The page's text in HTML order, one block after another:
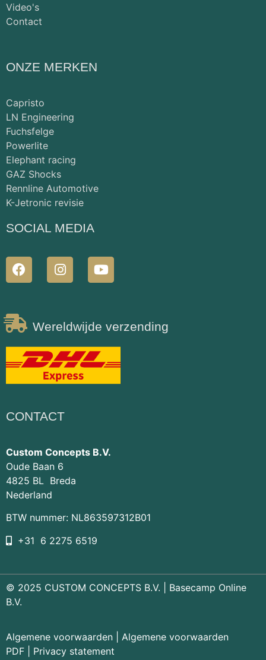
Video's
Contact
ONZE MERKEN
Capristo
LN Engineering
Fuchsfelge
Powerlite
Elephant racing
GAZ Shocks
Rennline Automotive
K-Jetronic revisie
SOCIAL MEDIA
Wereldwijde verzending
CONTACT
Custom Concepts B.V.
Oude Baan 6
4825 BL Breda
Nederland
BTW nummer: NL863597312B01
+31 6 2275 6519
© 2025 CUSTOM CONCEPTS B.V. | Basecamp Online
B.V.
Algemene voorwaarden
Algemene voorwaarden
PDF
Privacy statement